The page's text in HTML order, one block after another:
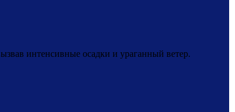
интенсивные осадки и ураганный ветер.